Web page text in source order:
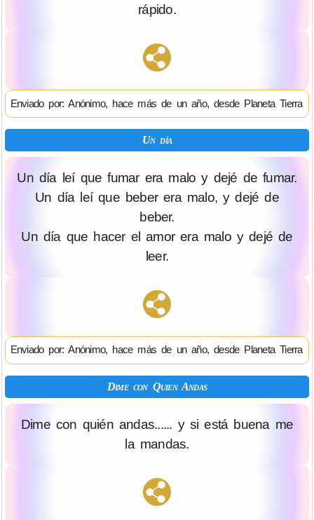
rápido.
Enviado por: Anónimo, hace más de un año, desde Planeta Tierra
Un día
Un día leí que fumar era malo y dejé de fumar.
Un día leí que beber era malo, y dejé de
beber.
Un día que hacer el amor era malo y dejé de
leer.
Enviado por: Anónimo, hace más de un año, desde Planeta Tierra
Dime con Quien Andas
Dime con quién andas...... y si está buena me
la mandas.